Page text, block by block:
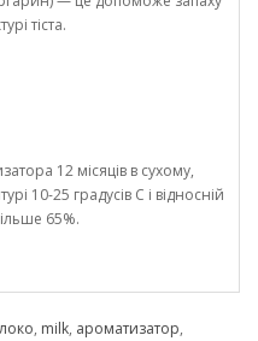
тіста.
12 місяців в сухому,
10-25 градусів С і відносній
65%.
, milk, ароматизатор,